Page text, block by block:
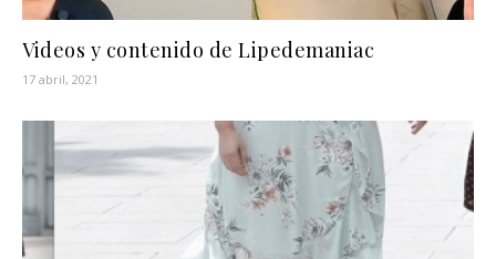
Videos y contenido de Lipedemaniac
17 abril, 2021